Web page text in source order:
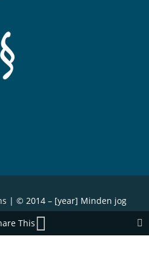
| © 2014 – [year] Minden jog
This